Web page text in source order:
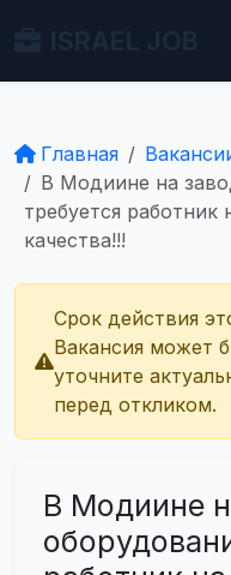
Главная
В Модиине на
требуется
качества!!!
Срок действия
Вакансия может
уточните
перед откликом.
В Модиине